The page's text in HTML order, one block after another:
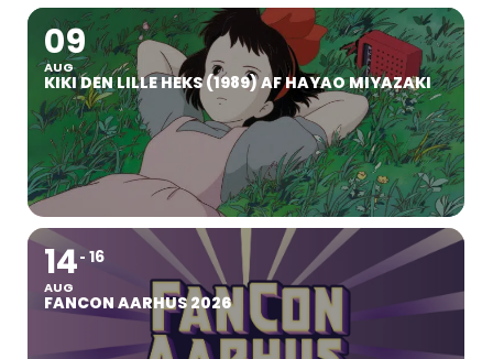
09
AUG
KIKI DEN LILLE HEKS (1989) AF HAYAO MIYAZAKI
14
AUG
16
FANCON AARHUS 2026